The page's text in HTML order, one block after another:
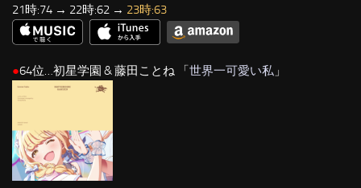
21時:74 → 22時:62 → 23時:63
●64位…初星学園 & 藤田ことね 「世界一可愛い私 」